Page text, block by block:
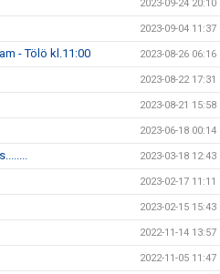
2023-09-24 20:10
2023-09-04 11:37
- Tölö kl.11:00 2023-08-26 06:16
2023-08-22 17:31
2023-08-21 15:58
2023-06-18 00:14
2023-03-18 12:43
2023-02-17 11:11
2023-02-15 15:43
2022-11-14 13:57
2022-11-05 11:47